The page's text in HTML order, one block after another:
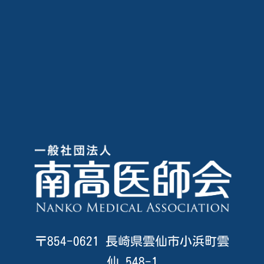
〒854-0621 長崎県雲仙市小浜町雲